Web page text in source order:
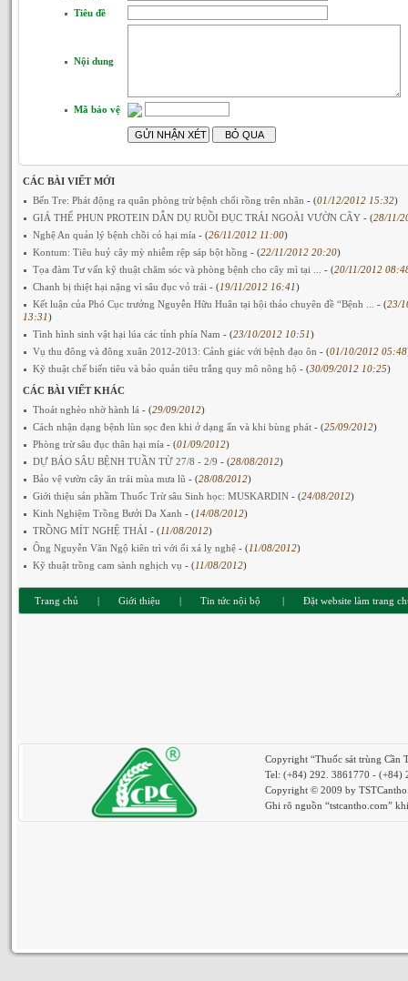
Tiêu đề
Nội dung
Mã bảo vệ
CÁC BÀI VIẾT MỚI
Bến Tre: Phát động ra quân phòng trừ bệnh chổi rồng trên nhãn - (01/12/2012 15:32)
GIÁ THỂ PHUN PROTEIN DẪN DỤ RUỒI ĐỤC TRÁI NGOÀI VƯỜN CÂY - (28/11/
Nghệ An quản lý bệnh chồi cỏ hại mía - (26/11/2012 11:00)
Kontum: Tiêu huỷ cây mỳ nhiễm rệp sáp bột hồng - (22/11/2012 20:20)
Tọa đàm Tư vấn kỹ thuật chăm sóc và phòng bệnh cho cây mì tại ... - (20/11/2012
Chanh bị thiệt hại nặng vì sâu đục vỏ trái - (19/11/2012 16:41)
Kết luận của Phó Cục trưởng Nguyễn Hữu Huân tại hội thảo chuyên đề “Bệnh ... - (23/
13:31)
Tình hình sinh vật hại lúa các tỉnh phía Nam - (23/10/2012 10:51)
Vụ thu đông và đông xuân 2012-2013: Cảnh giác với bệnh đạo ôn - (01/10/2012 05:48
Kỹ thuật chế biến tiêu và bảo quản tiêu trắng quy mô nông hộ - (30/09/2012 10:25)
CÁC BÀI VIẾT KHÁC
Thoát nghèo nhờ hành lá - (29/09/2012)
Cách nhận dạng bệnh lùn sọc đen khi ở dạng ẩn và khi bùng phát - (25/09/2012)
Phòng trừ sâu đục thân hại mía - (01/09/2012)
DỰ BÁO SÂU BỆNH TUẦN TỪ 27/8 - 2/9 - (28/08/2012)
Bảo vệ vườn cây ăn trái mùa mưa lũ - (28/08/2012)
Giới thiệu sản phầm Thuốc Trừ sâu Sinh học: MUSKARDIN - (24/08/2012)
Kinh Nghiệm Trồng Bưởi Da Xanh - (14/08/2012)
TRỒNG MÍT NGHỆ THÁI - (11/08/2012)
Ông Nguyễn Văn Ngộ kiên trì với ổi xá lỵ nghệ - (11/08/2012)
Kỹ thuật trồng cam sành nghịch vụ - (11/08/2012)
Trang chủ | Giới thiệu | Tin tức nội bộ | Đặt website làm trang
Copyright “Thuốc sát trùng Cần
Tel: (+84) 292. 3861770 - (+84)
Copyright © 2009 by
Ghi rõ nguồn “tstcantho.com”